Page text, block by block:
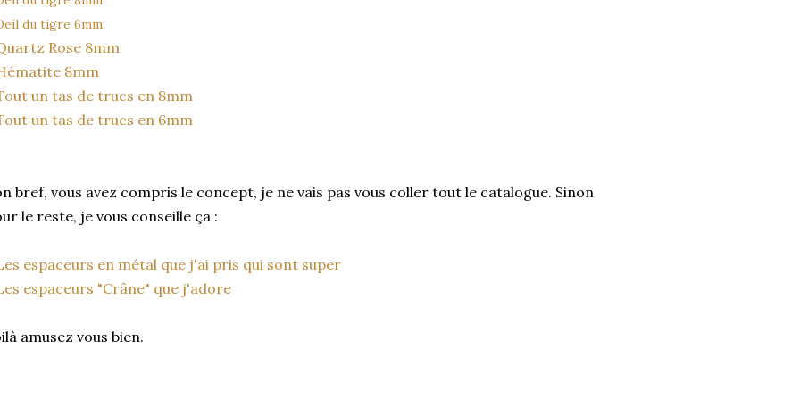
du tigre 6mm
Rose 8mm
8mm
un tas de trucs en 8mm
un tas de trucs en 6mm
bref, vous avez compris le concept, je ne vais pas vous coller tout le catalogue. Sinon
le reste, je vous conseille ça :
espaceurs en métal que j'ai pris qui sont super
espaceurs "Crâne" que j'adore
amusez vous bien.